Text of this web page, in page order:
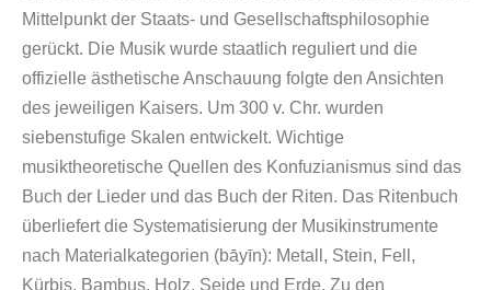
Mittelpunkt der Staats- und Gesellschaftsphilosophie
gerückt. Die Musik wurde staatlich reguliert und die
offizielle ästhetische Anschauung folgte den Ansichten
des jeweiligen Kaisers. Um 300 v. Chr. wurden
siebenstufige Skalen entwickelt. Wichtige
musiktheoretische Quellen des Konfuzianismus sind das
Buch der Lieder und das Buch der Riten. Das Ritenbuch
überliefert die Systematisierung der Musikinstrumente
nach Materialkategorien (bāyīn): Metall, Stein, Fell,
Kürbis, Bambus, Holz, Seide und Erde. Zu den